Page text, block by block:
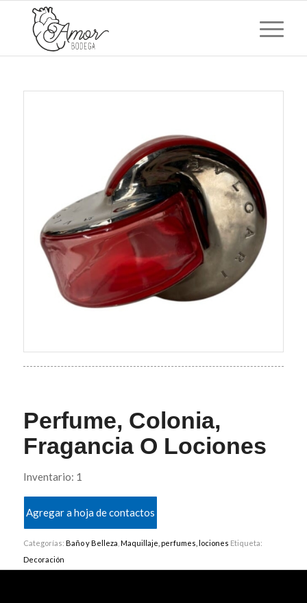
Perfume, Colonia,
Fragancia O Lociones
Inventario: 1
Agregar a hoja de contactos
Categorías: Baño y Belleza Maquillaje, perfumes, lociones Etiqueta:
Decoración